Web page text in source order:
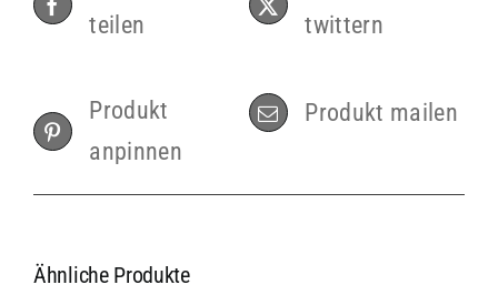
teilen
twittern
Produkt
anpinnen
Produkt mailen
Ähnliche Produkte